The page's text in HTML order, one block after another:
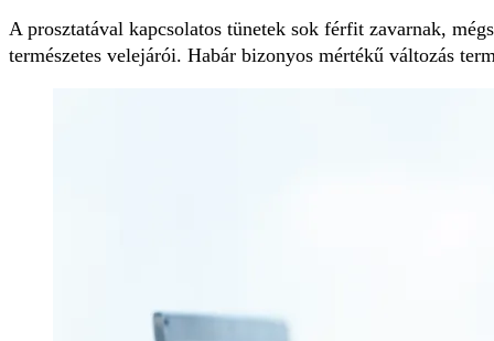
A prosztatával kapcsolatos tünetek sok férfit zavarnak,
természetes velejárói. Habár bizonyos mértékű változás